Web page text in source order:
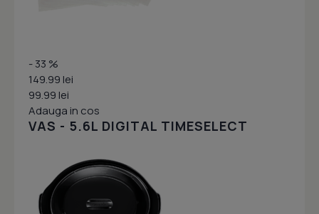
- 33 %
149.99 lei
99.99 lei
Adauga in cos
VAS - 5.6L DIGITAL TIMESELECT